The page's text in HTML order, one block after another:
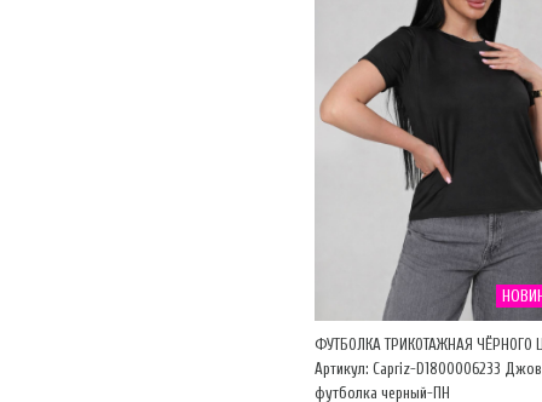
ФУТБОЛКА ТРИКОТАЖНАЯ ЧЁРНОГО
Артикул: Capriz-D1800006233
футболка черный-ПН